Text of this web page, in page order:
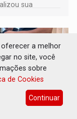
sua
a melhor
no site, você
sobre
de Cookies
Continuar